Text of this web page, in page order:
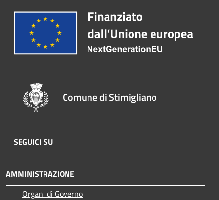
Comune di Stimigliano
SEGUICI SU
AMMINISTRAZIONE
Organi di Governo